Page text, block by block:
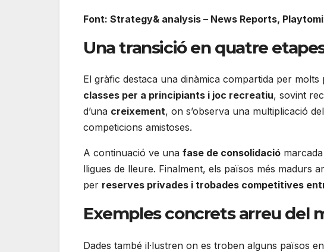
Font: Strategy& analysis – News Reports,
Una transició en quatre
El gràfic destaca una dinàmica compartida per molts
classes per a principiants i joc recreatiu, sovint
d’una creixement, on s’observa una multiplicació
competicions amistoses.
A continuació ve una fase de consolidació
lligues de lleure. Finalment, els països més madurs
per reserves privades i trobades competitives
Exemples concrets arreu del
Dades també il·lustren on es troben alguns països